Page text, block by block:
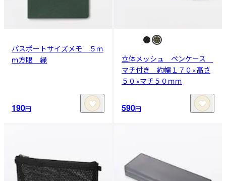
パスポートサイズメモ ５ｍ
ｍ方眼 緑
190円
立体メッシュ ペンケース
マチ付き 約幅１７０×高さ
５０×マチ５０ｍｍ
590円